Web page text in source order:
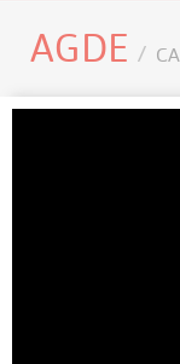
AGDE